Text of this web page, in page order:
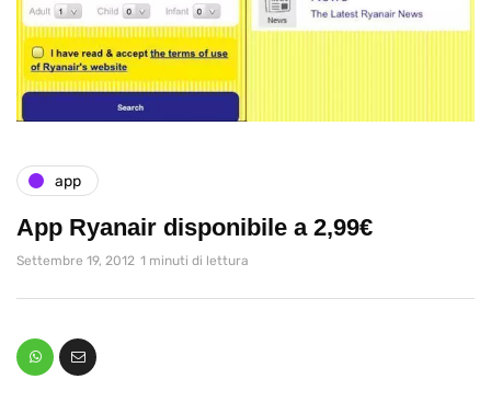
app
App Ryanair disponibile a 2,99€
Settembre 19, 2012 1 minuti di lettura